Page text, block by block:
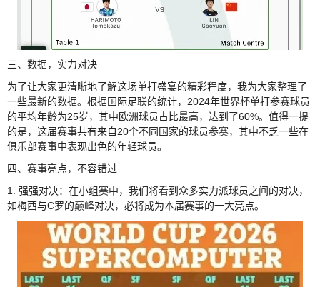
三、数据，实力对决
为了让大家更清晰地了解这场单打盛宴的精彩程度，我为大家整理了
一些最新的数据。根据国际足联的统计，2024年世界杯单打参赛球员
的平均年龄为25岁，其中欧洲球员占比最高，达到了60%。值得一提
的是，这届赛事共有来自20个不同国家的球员参赛，其中不乏一些在
俱乐部赛事中表现出色的年轻球员。
四、赛事亮点，不容错过
1. 强强对决：在小组赛中，我们将看到众多实力派球员之间的对决，
如梅西与C罗的巅峰对决，必将成为本届赛事的一大亮点。